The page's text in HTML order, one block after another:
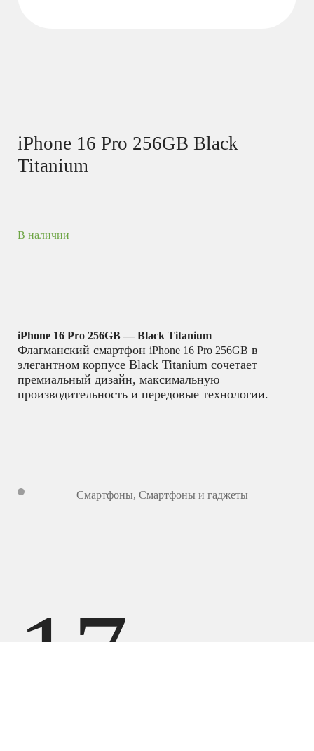
iPhone 16 Pro 256GB Black
Titanium
В наличии
iPhone 16 Pro 256GB — Black Titanium
Флагманский смартфон iPhone 16 Pro 256GB в
элегантном корпусе Black Titanium сочетает
премиальный дизайн, максимальную
производительность и передовые технологии.
Смартфоны, Смартфоны и гаджеты
17